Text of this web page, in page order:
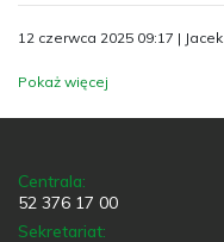
12 czerwca 2025 09:17 |
Pokaż więcej
Centrala:
52 376 17 00
Sekretariat: